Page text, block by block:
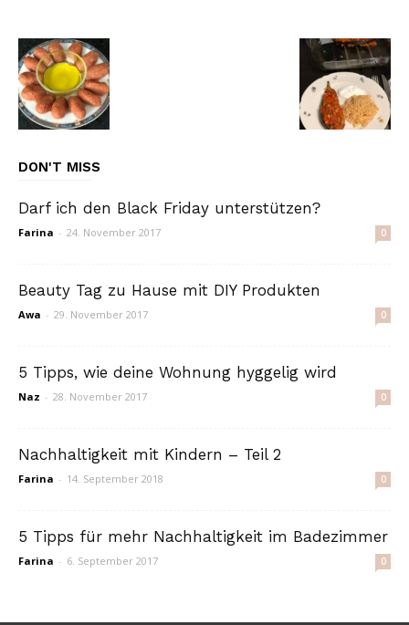
DON'T MISS
Darf ich den Black Friday unterstützen?
Farina - 24. November 2017 0
Beauty Tag zu Hause mit DIY Produkten
Awa - 29. November 2017 0
5 Tipps, wie deine Wohnung hyggelig wird
Naz - 28. November 2017 0
Nachhaltigkeit mit Kindern – Teil 2
Farina - 14. September 2018 0
5 Tipps für mehr Nachhaltigkeit im Badezimmer
Farina - 6. September 2017 0